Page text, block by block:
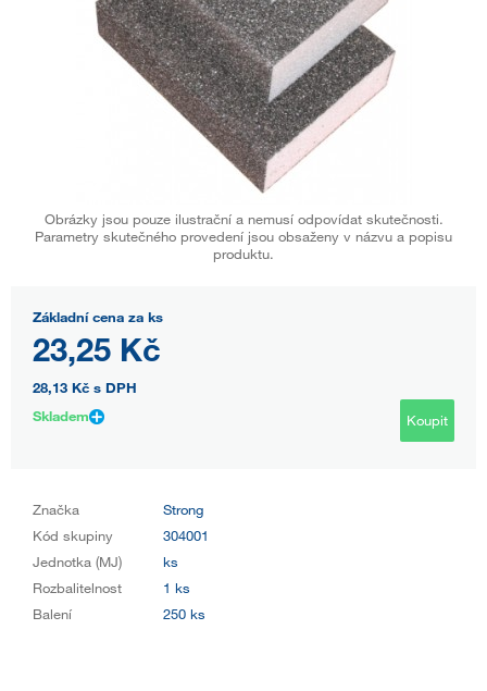
Obrázky jsou pouze ilustrační a nemusí odpovídat skutečnosti.
Parametry skutečného provedení jsou obsaženy v názvu a popisu
produktu.
Základní cena za ks
23,25 Kč
28,13 Kč s DPH
Skladem
Koupit
Značka
Strong
Kód skupiny
304001
Jednotka (MJ)
ks
Rozbalitelnost
1 ks
Balení
250 ks